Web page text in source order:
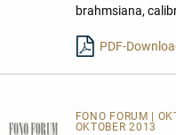
brahmsiana,
PDF-
FONO FORUM |
OKTOBER 2013